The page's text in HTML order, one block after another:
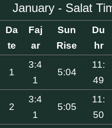
January - Salat
Da
te
Faj
ar
Sun
Rise
Du
hr
1
3:4
1
5:04
11:
49
2
3:4
1
5:05
11:
50